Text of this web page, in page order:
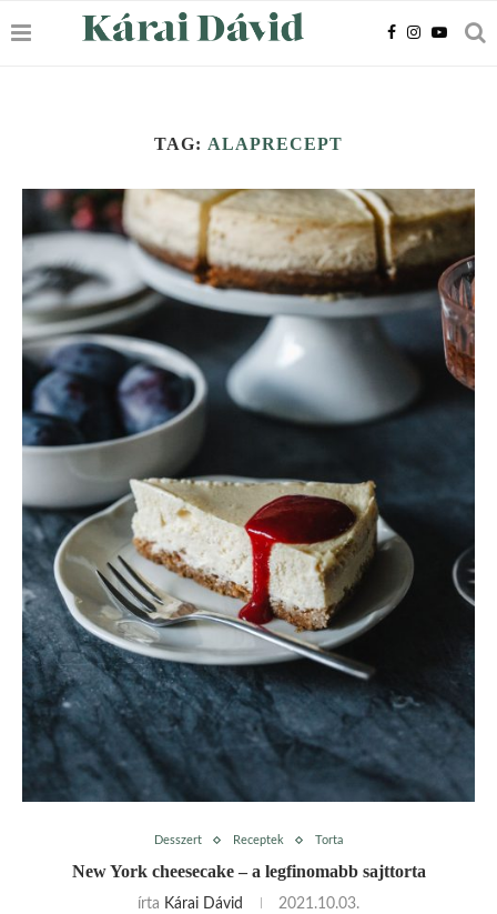
TAG: ALAPRECEPT
Desszert Receptek Torta
New York cheesecake – a legfinomabb sajttorta
írta Kárai Dávid 2021.10.03.